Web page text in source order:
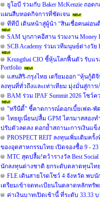
ยูโอบี ร่วมกับ Baker McKenzie ถอ
แผนสืบทอดกิจการที่ชัดเจน
ทีทีบี เดินหน้าสู่ผู้นำ “สินเชื่อคนผ่อน
SAM บุกภาคอีสาน ร่วมงาน Money
SCB Academy ร่วมเวทีมนุษย์ต่างวั
Krungthai CIO ชี้หุ้นโลกฟื้นตัว รับแร
Portfolio
แสนสิริ-กรุงไทย เตรียมออก “หุ้นกู้ดิ
ลงทุนที่ทั่วถึงและเท่าเทียม มุ่งมั่นสู่การ
BAM ร่วม IPAF Summit 2026 โชว์
"ทรีนีตี้" ชี้คาดการณ์ดอกเบี้ยเฟด-พั
ไทยยูเนี่ยนปลื้ม GPM ไตรมาสสอง
ปรับตัวลดลง ตอกย้ำสถานะการเงินแข็
PROSPECT REIT ลงทุนเพิ่มเติมค
ของอุตสาหกรรมไทย เปิดจองซื้อ 9 - 23
MTC สุดปลื้ม!คว้ารางวัล Best
นักลงทุนต่างชาติ ยกระดับตลาดทุนไท
FLE เดินสายโรดโชว์ 4 จังหวัด พบ
เตรียมเข้าจดทะเบียนในตลาดหลักทรัพ
ค่าเงินบาทเปิดเช้านี้ ที่ระดับ 33.33